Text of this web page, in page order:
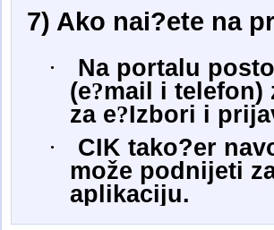
7) Ako nai?ete na
·
Na portalu
(e?mail i telefon)
za e?Izbori i
·
CIK tako?er
može podnijeti
aplikaciju.